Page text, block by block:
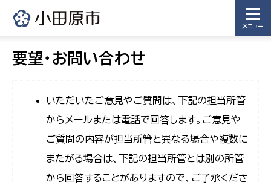
メニュー
要望・お問い合わせ
いただいたご意見やご質問は、下記の担当所管
からメールまたは電話で回答します。ご意見や
ご質問の内容が担当所管と異なる場合や複数に
またがる場合は、下記の担当所管とは別の所管
から回答することがありますので、ご了承くださ